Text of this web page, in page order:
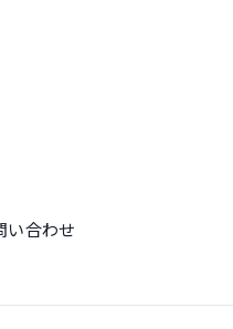
い合わせ